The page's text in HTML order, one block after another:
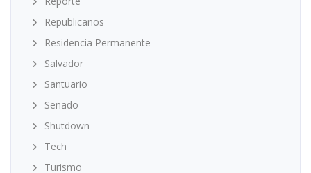
Republicanos
Residencia Permanente
Salvador
Santuario
Senado
Shutdown
Tech
Turismo